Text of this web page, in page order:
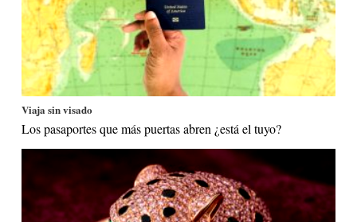
Viaja sin visado
Los pasaportes que más puertas abren ¿está el tuyo?